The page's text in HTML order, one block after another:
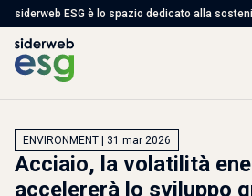
siderweb ESG è lo spazio dedicato alla
dell'acciaio, con articoli, studi e servizi per affrontare le sfide ambientali,
sociali e di governance
ENVIRONMENT | 31 mar 2026
Acciaio, la volatilità
accelererà lo sviluppo